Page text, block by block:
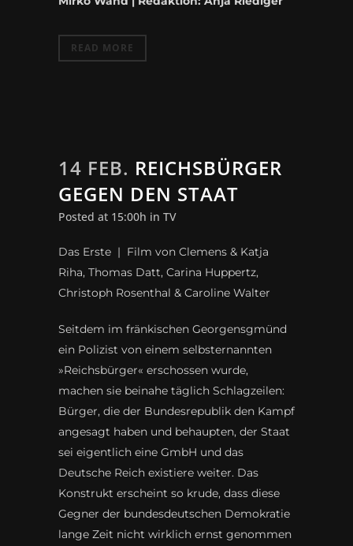
READ MORE
14 FEB. REICHSBÜRGER
GEGEN DEN STAAT
Posted at 15:00h in TV
Das Erste | Film von Clemens & Katja
Riha, Thomas Datt, Carina Huppertz,
Christoph Rosenthal & Caroline Walter
Seitdem im fränkischen Georgensgmünd
ein Polizist von einem selbsternannten
»Reichsbürger« erschossen wurde,
machen sie beinahe täglich Schlagzeilen:
Bürger, die der Bundesrepublik den Kampf
angesagt haben und behaupten, der Staat
sei eigentlich eine GmbH und das
Deutsche Reich existiere weiter. Das
Konstrukt erscheint so krude, dass diese
Gegner der bundesdeutschen Demokratie
lange Zeit nicht wirklich ernst genommen